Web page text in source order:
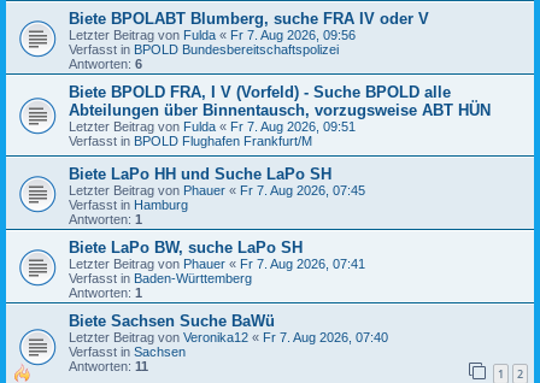
Biete BPOLABT Blumberg, suche FRA IV oder V
Letzter Beitrag von Fulda « Fr 7. Aug 2026, 09:56
Verfasst in BPOLD Bundesbereitschaftspolizei
Antworten: 6
Biete BPOLD FRA, I V (Vorfeld) - Suche BPOLD alle
Abteilungen über Binnentausch, vorzugsweise ABT HÜN
Letzter Beitrag von Fulda « Fr 7. Aug 2026, 09:51
Verfasst in BPOLD Flughafen Frankfurt/M
Biete LaPo HH und Suche LaPo SH
Letzter Beitrag von Phauer « Fr 7. Aug 2026, 07:45
Verfasst in Hamburg
Antworten: 1
Biete LaPo BW, suche LaPo SH
Letzter Beitrag von Phauer « Fr 7. Aug 2026, 07:41
Verfasst in Baden-Württemberg
Antworten: 1
Biete Sachsen Suche BaWü
Letzter Beitrag von Veronika12 « Fr 7. Aug 2026, 07:40
Verfasst in Sachsen
Antworten: 11 1 2